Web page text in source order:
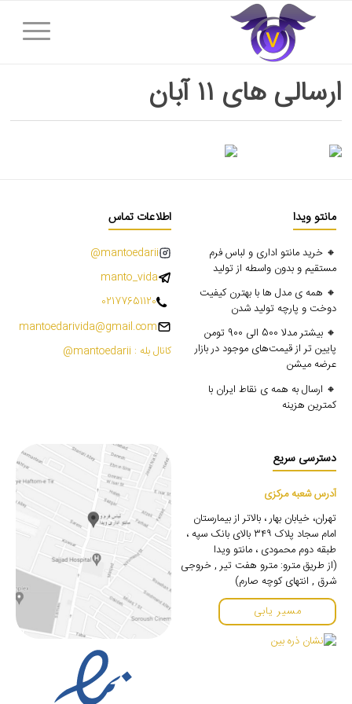
ارسالی های ۱۱ آبان
مانتو ویدا
🔸 خرید مانتو اداری و لباس فرم
مستقیم و بدون واسطه از تولید
🔸 همه ی مدل ها با بهترن کیفیت
دوخت و پارچه تولید شدن
🔸 بیشتر مدلا 500 الی 900 تومن
پایین تر از قیمت‌های موجود در بازار
عرضه میشن
🔸 ارسال به همه ی نقاط ایران با
کمترین هزینه
اطلاعات تماس
mantoedarii@
manto_vida
02177651120
mantoedarivida@gmail.com
کانال بله : mantoedarii@
دسترسی سریع
آدرس شعبه مرکزی
تهران، خیابان بهار ، بالاتر از بیمارستان
امام سجاد پلاک ۳۴۹ بالای بانک سپه ،
طبقه دوم محمودی ، مانتو ویدا
(از طریق مترو: مترو هفت تیر , خروجی
شرق , انتهای کوچه صارم)
مسیر یابی